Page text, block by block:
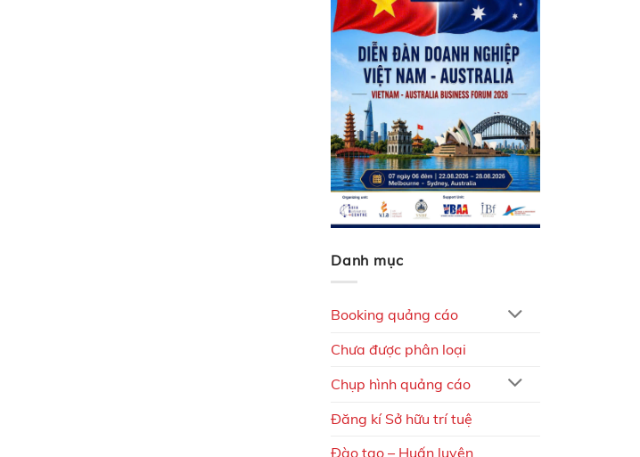
Danh mục
Booking quảng cáo
Chưa được phân loại
Chụp hình quảng cáo
Đăng kí Sở hữu trí tuệ
Đào tạo – Huấn luyện